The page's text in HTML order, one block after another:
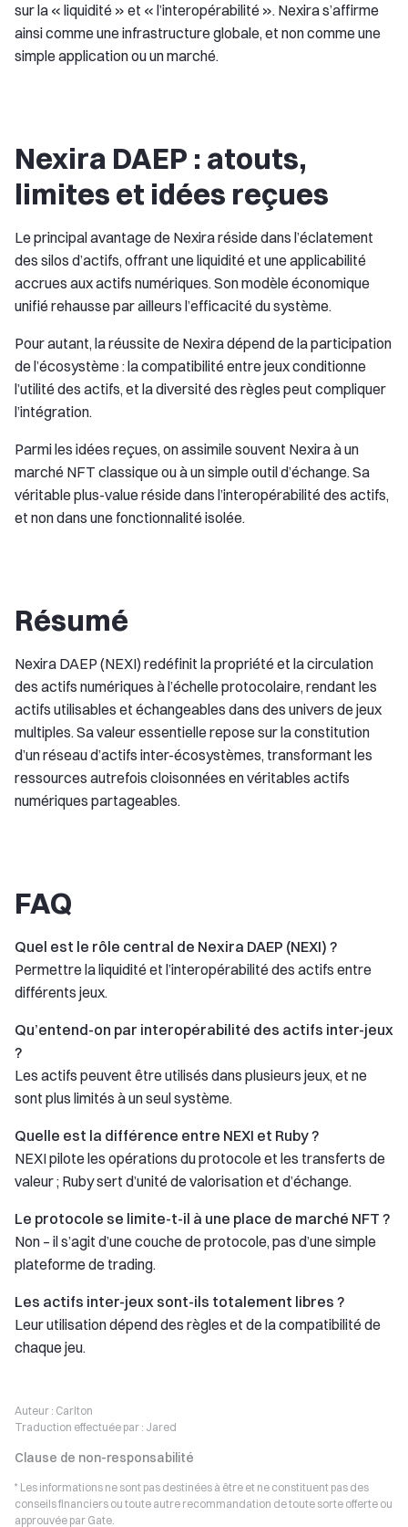
sur la « liquidité » et « l’interopérabilité ». Nexira s’affirme
ainsi comme une infrastructure globale, et non comme une
simple application ou un marché.
Nexira DAEP : atouts,
limites et idées reçues
Le principal avantage de Nexira réside dans l’éclatement
des silos d’actifs, offrant une liquidité et une applicabilité
accrues aux actifs numériques. Son modèle économique
unifié rehausse par ailleurs l’efficacité du système.
Pour autant, la réussite de Nexira dépend de la participation
de l’écosystème : la compatibilité entre jeux conditionne
l’utilité des actifs, et la diversité des règles peut compliquer
l’intégration.
Parmi les idées reçues, on assimile souvent Nexira à un
marché NFT classique ou à un simple outil d’échange. Sa
véritable plus-value réside dans l’interopérabilité des actifs,
et non dans une fonctionnalité isolée.
Résumé
Nexira DAEP (NEXI) redéfinit la propriété et la circulation
des actifs numériques à l’échelle protocolaire, rendant les
actifs utilisables et échangeables dans des univers de jeux
multiples. Sa valeur essentielle repose sur la constitution
d’un réseau d’actifs inter-écosystèmes, transformant les
ressources autrefois cloisonnées en véritables actifs
numériques partageables.
FAQ
Quel est le rôle central de Nexira DAEP (NEXI) ?
Permettre la liquidité et l’interopérabilité des actifs entre
différents jeux.
Qu’entend-on par interopérabilité des actifs inter-jeux
?
Les actifs peuvent être utilisés dans plusieurs jeux, et ne
sont plus limités à un seul système.
Quelle est la différence entre NEXI et Ruby ?
NEXI pilote les opérations du protocole et les transferts de
valeur ; Ruby sert d’unité de valorisation et d’échange.
Le protocole se limite-t-il à une place de marché NFT ?
Non – il s’agit d’une couche de protocole, pas d’une simple
plateforme de trading.
Les actifs inter-jeux sont-ils totalement libres ?
Leur utilisation dépend des règles et de la compatibilité de
chaque jeu.
Auteur : Carlton
Traduction effectuée par : Jared
Clause de non-responsabilité
* Les informations ne sont pas destinées à être et ne constituent pas des
conseils financiers ou toute autre recommandation de toute sorte offerte ou
approuvée par Gate.